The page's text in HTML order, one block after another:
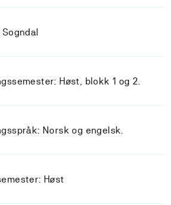
Høst, blokk 1 og 2.
Norsk og engelsk.
Høst